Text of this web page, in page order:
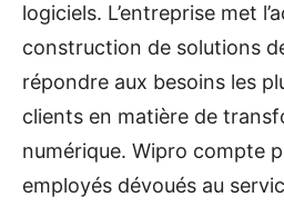
logiciels. L’entreprise met
construction de solutions
répondre aux besoins les
clients en matière de
numérique. Wipro compte
employés dévoués au